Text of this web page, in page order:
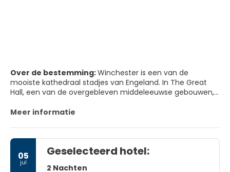
Over de bestemming:Winchester is een van de
mooiste kathedraal stadjes van Engeland. In The Great
Hall, een van de overgebleven middeleeuwse gebouwen,
kathedraal in Winchester is overweldigend, een gids
Jane Austen ligt in de kathedraal begraven. Op 25
minuten rijden ligt het Jane Austen's House Museum.
Zeker de moeite waard om te bezoeken.
Meer informatie
05
jul
Geselecteerd hotel:
2 Nachten